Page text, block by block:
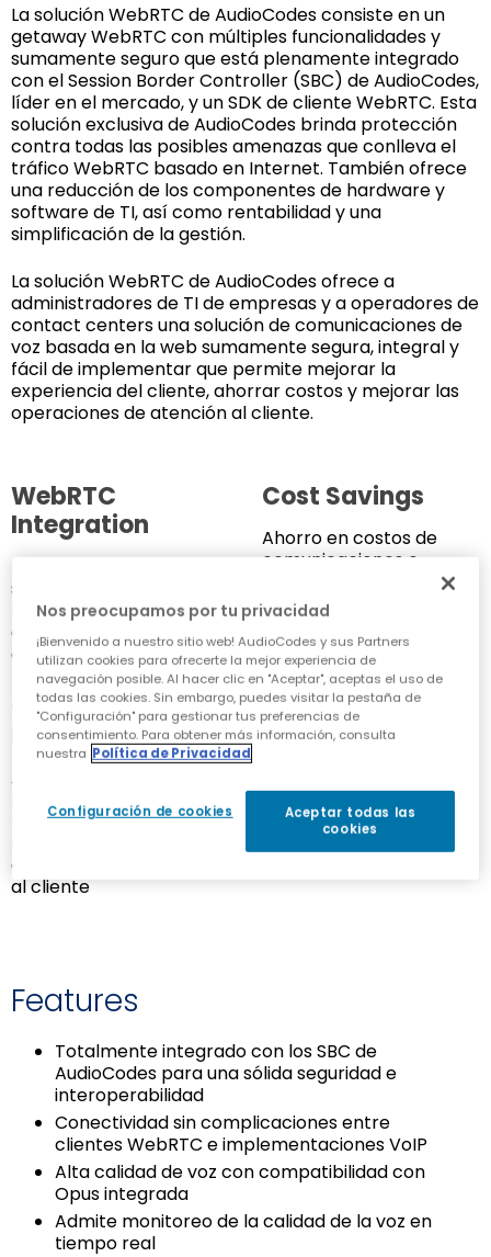
La solución WebRTC de AudioCodes consiste en un
getaway WebRTC con múltiples funcionalidades y
sumamente seguro que está plenamente integrado
con el Session Border Controller (SBC) de AudioCodes,
líder en el mercado, y un SDK de cliente WebRTC. Esta
solución exclusiva de AudioCodes brinda protección
contra todas las posibles amenazas que conlleva el
tráfico WebRTC basado en Internet. También ofrece
una reducción de los componentes de hardware y
software de TI, así como rentabilidad y una
simplificación de la gestión.
La solución WebRTC de AudioCodes ofrece a
administradores de TI de empresas y a operadores de
contact centers una solución de comunicaciones de
voz basada en la web sumamente segura, integral y
fácil de implementar que permite mejorar la
experiencia del cliente, ahorrar costos y mejorar las
operaciones de atención al cliente.
WebRTC
Integration
segura de WebRTC en
las operaciones de
empresas y contact
centers
Cost Savings
Ahorro en costos de
comunicaciones e
Operational
Efficiency
Aumento de la
productividad de los
miembros de TI y mayor
operaciones de atención
al cliente
No-Code
WebRTC
funcionalidad WebRTC
en sitios web sin
Features
Totalmente integrado con los SBC de
AudioCodes para una sólida seguridad e
interoperabilidad
Conectividad sin complicaciones entre
clientes WebRTC e implementaciones VoIP
Alta calidad de voz con compatibilidad con
Opus integrada
Admite monitoreo de la calidad de la voz en
tiempo real
Nos preocupamos por tu privacidad
¡Bienvenido a nuestro sitio web! AudioCodes y sus Partners
utilizan cookies para ofrecerte la mejor experiencia de
navegación posible. Al hacer clic en "Aceptar", aceptas el uso de
todas las cookies. Sin embargo, puedes visitar la pestaña de
"Configuración" para gestionar tus preferencias de
consentimiento. Para obtener más información, consulta
nuestra Política de Privacidad
Configuración de cookies
Aceptar todas las
cookies